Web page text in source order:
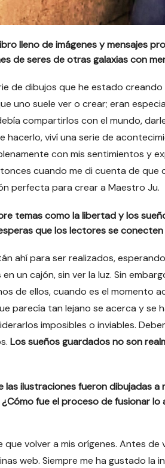
lleno de imágenes y mensajes
de seres de otras galaxias con
de dibujos que he estado
uno suele ver o crear; eran
compartirlos con el mundo,
hacerlo, viví una serie de
con mis sentimientos y
cuando me di cuenta de que
perfecta para crear a Maestro Ju.
temas como la libertad y los
que los lectores se
ahí para ser realizados,
un cajón, sin ver la luz. Sin
de ellos, cuando es el momento
parecía tan lejano se acerca y se
imposibles o inviables.
Los sueños guardados no son
las ilustraciones fueron dibujadas a
fue el proceso de fusionar
que volver a mis orígenes. Antes
web. Siempre me ha gustado la